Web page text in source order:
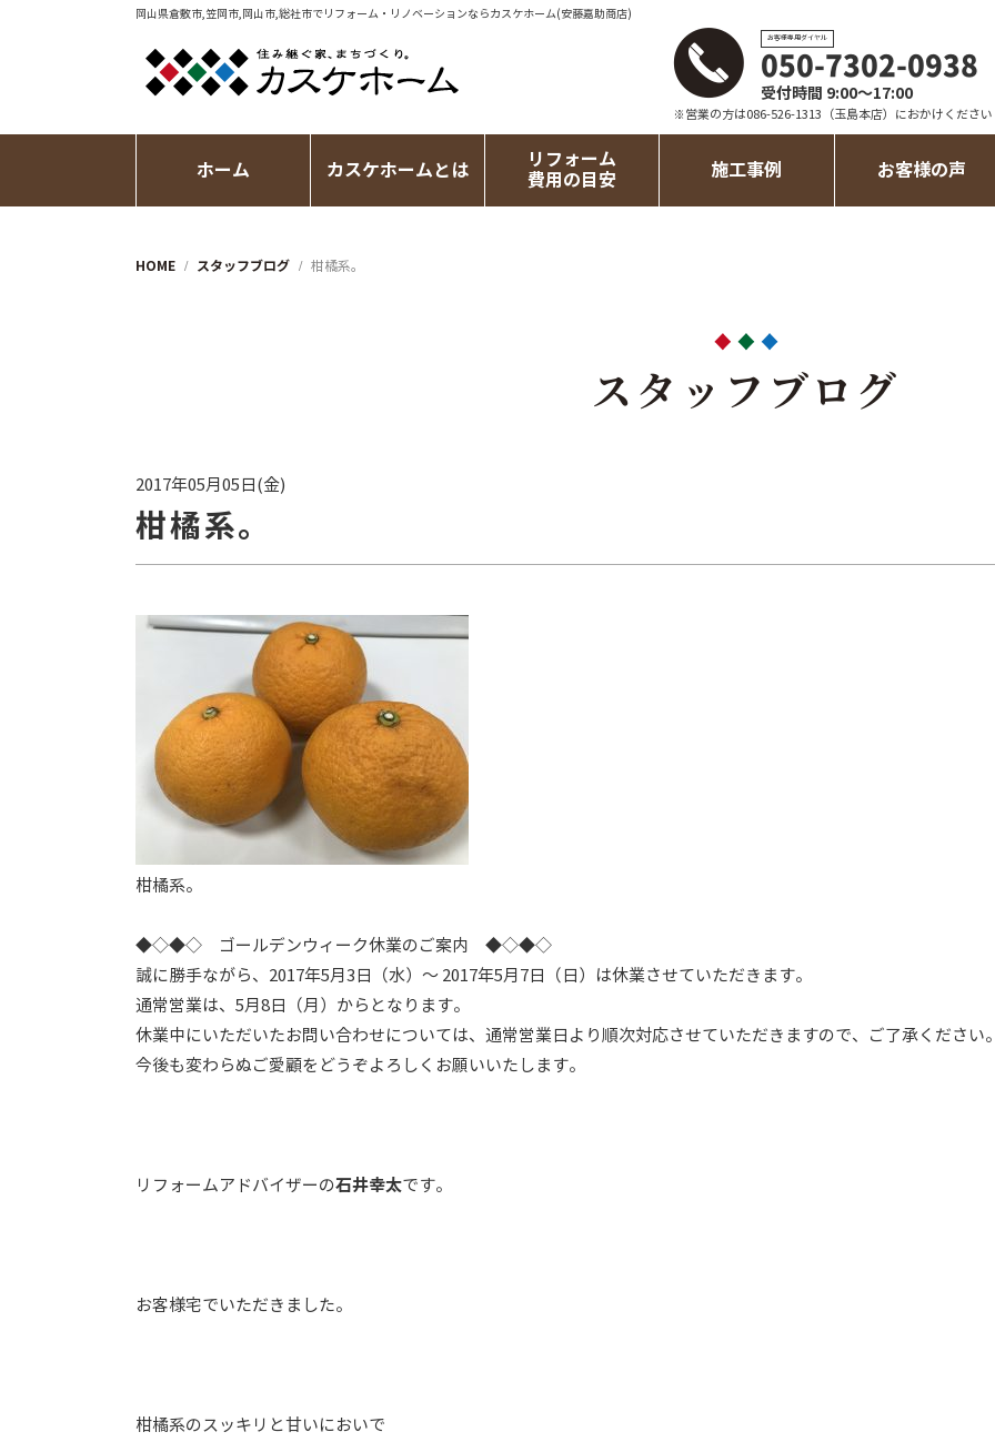
岡山県倉敷市,笠岡市,岡山市,総社市でリフォーム・リノベーションならカスケホーム(安藤嘉助商店)
お客様専用ダイヤル
050-7302-0938
受付時間 9:00～17:00
※営業の方は086-526-1313（玉島本店）におかけください
ホーム カスケホームとは
リフォーム
費用の目安
施工事例 お客様の声
HOME スタッフブログ 柑橘系。
スタッフブログ
2017年05月05日(金)
柑橘系。
柑橘系。
◆◇◆◇ ゴールデンウィーク休業のご案内 ◆◇◆◇
誠に勝手ながら、2017年5月3日（水）～ 2017年5月7日（日）は休業させていただきます。
通常営業は、5月8日（月）からとなります。
休業中にいただいたお問い合わせについては、通常営業日より順次対応させていただきますので、ご了承ください
今後も変わらぬご愛顧をどうぞよろしくお願いいたします。
リフォームアドバイザーの石井幸太です。
お客様宅でいただきました。
柑橘系のスッキリと甘いにおいで